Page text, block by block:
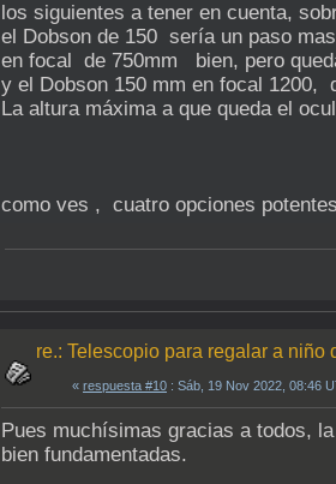
los siguientes a tener en cuenta,
el Dobson de 150 sería un paso
en focal de 750mm bien, pero
y el Dobson 150 mm en focal 1200,
La altura máxima a que queda el
como ves , cuatro opciones
re.: Telescopio para regalar a niño
« respuesta #10 : Sáb, 19 Nov 2022, 08:46
Pues muchísimas gracias a todos,
bien fundamentadas.